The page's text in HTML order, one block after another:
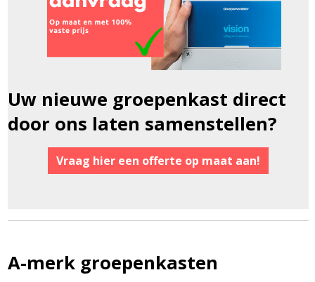
Uw nieuwe groepenkast direct
door ons laten samenstellen?
Vraag hier een offerte op maat aan!
A-merk groepenkasten